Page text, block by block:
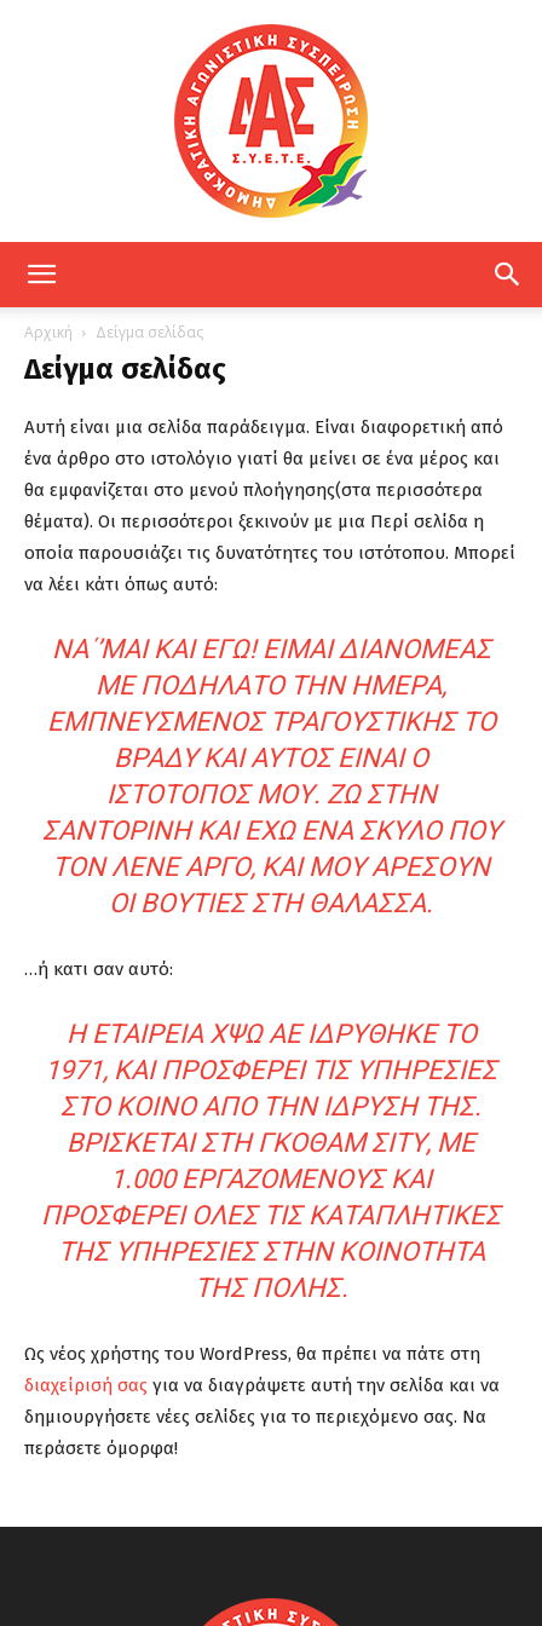
Αρχική Δείγμα σελίδας
Δείγμα σελίδας
Αυτή είναι μια σελίδα παράδειγμα. Είναι διαφορετική από
ένα άρθρο στο ιστολόγιο γιατί θα μείνει σε ένα μέρος και
θα εμφανίζεται στο μενού πλοήγησης(στα περισσότερα
θέματα). Οι περισσότεροι ξεκινούν με μια Περί σελίδα η
οποία παρουσιάζει τις δυνατότητες του ιστότοπου. Μπορεί
να λέει κάτι όπως αυτό:
ΝΑ΄’ΜΑΙ ΚΑΙ ΕΓΩ! ΕΊΜΑΙ ΔΙΑΝΟΜΈΑΣ
ΜΕ ΠΟΔΉΛΑΤΟ ΤΗΝ ΗΜΈΡΑ,
ΕΜΠΝΕΥΣΜΈΝΟΣ ΤΡΑΓΟΥΣΤΙΚΉΣ ΤΟ
ΒΡΆΔΥ ΚΑΙ ΑΥΤΌΣ ΕΊΝΑΙ Ο
ΙΣΤΌΤΟΠΟΣ ΜΟΥ. ΖΩ ΣΤΗΝ
ΣΑΝΤΟΡΊΝΗ ΚΑΙ ΈΧΩ ΈΝΑ ΣΚΎΛΟ ΠΟΥ
ΤΟΝ ΛΈΝΕ ΆΡΓΟ, ΚΑΙ ΜΟΥ ΑΡΈΣΟΥΝ
ΟΙ ΒΟΥΤΙΈΣ ΣΤΗ ΘΆΛΑΣΣΑ.
…ή κατι σαν αυτό:
Η ΕΤΑΙΡΕΊΑ ΧΨΩ ΑΕ ΙΔΡΎΘΗΚΕ ΤΟ
1971, ΚΑΙ ΠΡΟΣΦΈΡΕΙ ΤΙΣ ΥΠΗΡΕΣΊΕΣ
ΣΤΟ ΚΟΙΝΌ ΑΠΌ ΤΗΝ ΊΔΡΥΣΉ ΤΗΣ.
ΒΡΊΣΚΕΤΑΙ ΣΤΗ ΓΚΟΘΑΜ ΣΙΤΥ, ΜΕ
1.000 ΕΡΓΑΖΌΜΕΝΟΥΣ ΚΑΙ
ΠΡΟΣΦΈΡΕΙ ΌΛΕΣ ΤΙΣ ΚΑΤΑΠΛΗΤΙΚΈΣ
ΤΗΣ ΥΠΗΡΕΣΊΕΣ ΣΤΗΝ ΚΟΙΝΌΤΗΤΑ
ΤΗΣ ΠΌΛΗΣ.
Ως νέος χρήστης του WordPress, θα πρέπει να πάτε στη
διαχείρισή σας για να διαγράψετε αυτή την σελίδα και να
δημιουργήσετε νέες σελίδες για το περιεχόμενο σας. Να
περάσετε όμορφα!